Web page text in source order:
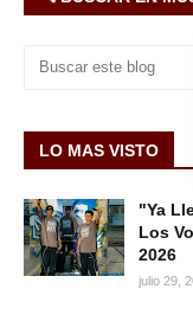
LO MAS VISTO
"Ya
Los
2026
julio 29,